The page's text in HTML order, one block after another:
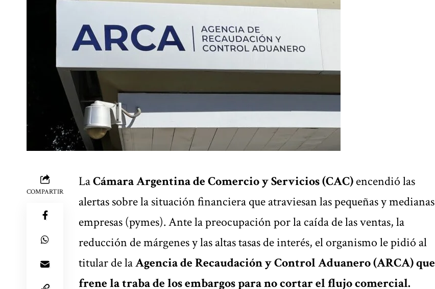
COMPARTIR
LaCámara Argentina de Comercio y Servicios (CAC)encendió las
alertas sobre la situación financiera que atraviesan las pequeñas y medianas
empresas (pymes). Ante la preocupación por la caída de las ventas, la
reducción de márgenes y las altas tasas de interés, el organismo le pidió al
titular de laAgencia de Recaudación y Control Aduanero (ARCA) que
frene la traba de los embargos para no cortar el flujo comercial.